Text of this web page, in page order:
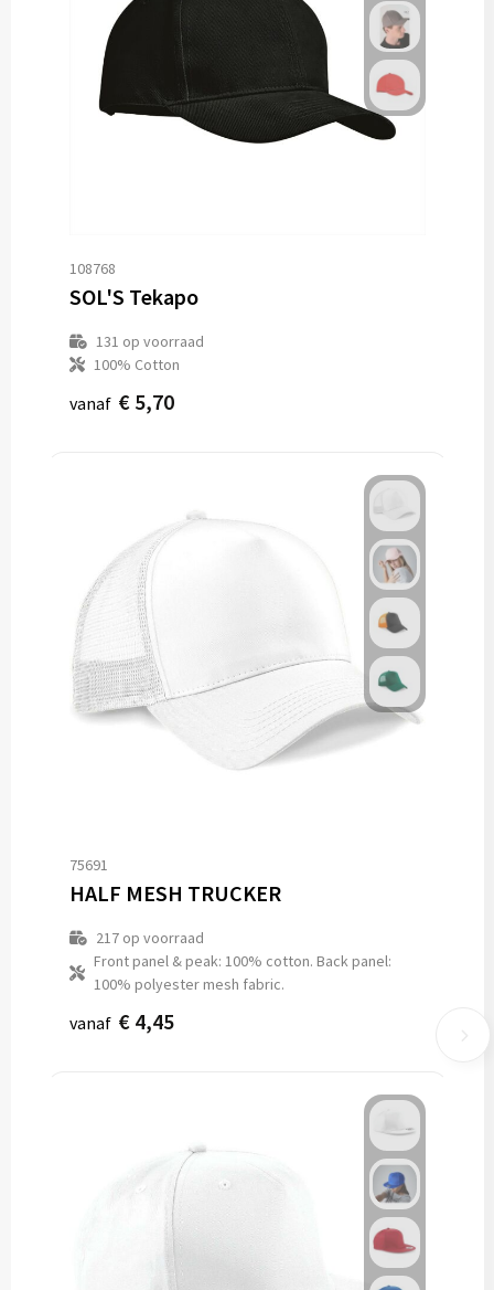
108768
SOL'S Tekapo
131 op voorraad
100% Cotton
vanaf € 5,70
75691
HALF MESH TRUCKER
217op voorraad
Front panel & peak: 100% cotton. Back panel:
100% polyester mesh fabric.
vanaf € 4,45